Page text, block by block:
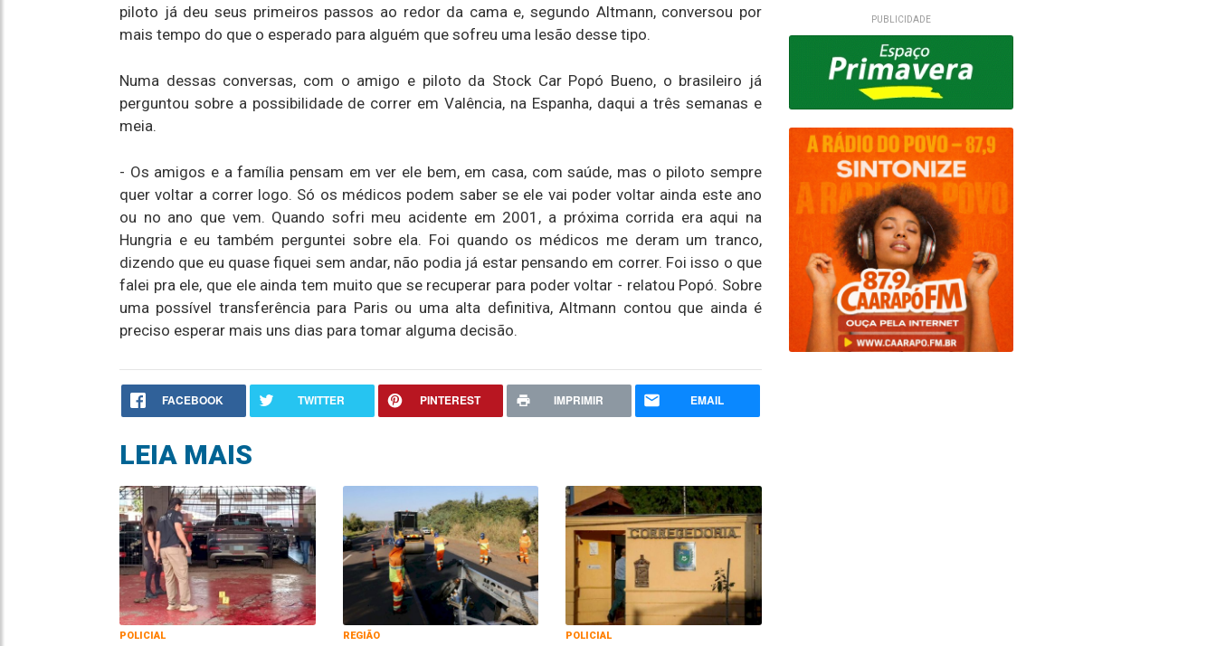
piloto já deu seus primeiros passos ao redor da cama e, segundo Altmann, conversou por
mais tempo do que o esperado para alguém que sofreu uma lesão desse tipo.
Numa dessas conversas, com o amigo e piloto da Stock Car Popó Bueno, o brasileiro já
perguntou sobre a possibilidade de correr em Valência, na Espanha, daqui a três semanas e
meia.
- Os amigos e a família pensam em ver ele bem, em casa, com saúde, mas o piloto sempre
quer voltar a correr logo. Só os médicos podem saber se ele vai poder voltar ainda este ano
ou no ano que vem. Quando sofri meu acidente em 2001, a próxima corrida era aqui na
Hungria e eu também perguntei sobre ela. Foi quando os médicos me deram um tranco,
dizendo que eu quase fiquei sem andar, não podia já estar pensando em correr. Foi isso o que
falei pra ele, que ele ainda tem muito que se recuperar para poder voltar - relatou Popó. Sobre
uma possível transferência para Paris ou uma alta definitiva, Altmann contou que ainda é
preciso esperar mais uns dias para tomar alguma decisão.
FACEBOOK TWITTER PINTEREST IMPRIMIR EMAIL
LEIA MAIS
POLICIAL REGIÃO POLICIAL
PUBLICIDADE